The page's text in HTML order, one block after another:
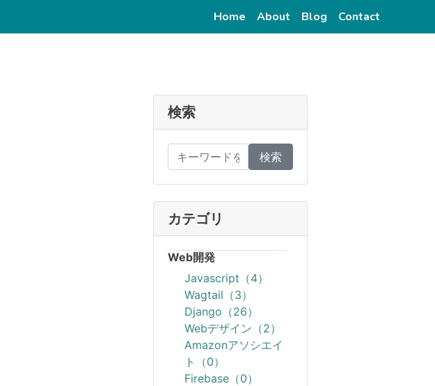
Home (current)
About (current)
Blog (current)
Contact
検索
検索
カテゴリ
Web開発
Javascript（4）
Wagtail（3）
Django（26）
Webデザイン（2）
Amazonアソシエイ
ト（0）
Firebase（0）